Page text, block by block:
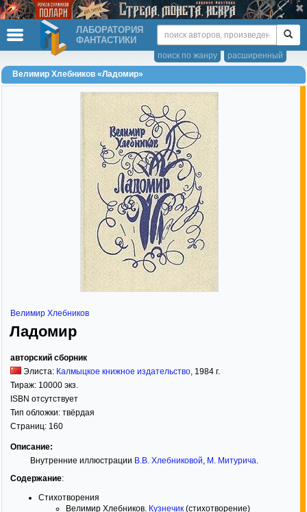
ЛАБОРАТОРИЯ
ФАНТАСТИКИ
расширенный
поиск по жанру
Велимир Хлебников «Ладомир»
Велимир Хлебников
Ладомир
авторский сборник
Элиста: Калмыцкое книжное издательство, 1984 г.
Тираж: 10000 экз.
ISBN отсутствует
Тип обложки: твёрдая
Страниц: 160
Описание:
Внутренние иллюстрации В.В. Хлебниковой, М. Митурича.
Содержание:
Стихотворения
Велимир Хлебников. Кузнечик (стихотворение)